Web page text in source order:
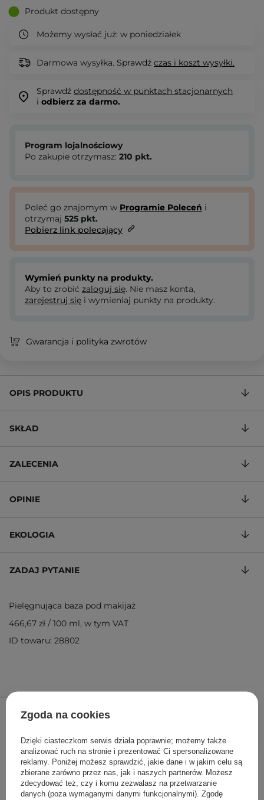
Produkt dostępny
Możemy wysłać już: w poniedziałek
Darmowa wysyłka. Sprawdź czas i koszt wysyłki.
Sprawdź dostępność w punktach stacjonarnych
i odbierz za darmo.
Program lojalnościowy
Po zakupie otrzymasz: 210 pkt.
Poleć go znajomym w Programie Poleceń i
otrzymaj 525 pkt.
Pobierz link polecający
Wymień punkty na produkty.
Aby to zrobić zaloguj się. Nie masz konta,
zarejestruj się i wymieniaj punkty na produkty.
Gwarancja i polityka zwrotów
OPIS PRODUKTU
SKŁAD
ZALECENIA
OPINIE
EKOLOGIA
ZADAJ PYTANIE
Pielęgnująca baza pod makijaż
466,67 zł / 100 ml, w tym VAT
ID towaru: 28802
Inni klienci sprawdzali również
Zgoda na cookies
Dzięki ciasteczkom serwis działa poprawnie; możemy także
analizować ruch na stronie i prezentować Ci spersonalizowane
reklamy. Poniżej możesz sprawdzić, jakie dane i w jakim celu są
zbierane zarówno przez nas, jak i naszych partnerów. Możesz
zdecydować też, czy i komu zezwalasz na przetwarzanie
danych (poza wymaganymi danymi funkcjonalnymi). Zgodę